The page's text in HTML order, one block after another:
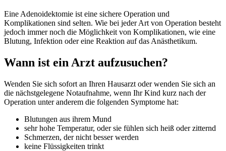
Eine Adenoidektomie ist eine sichere Operation und
Komplikationen sind selten. Wie bei jeder Art von Operation besteht
jedoch immer noch die Möglichkeit von Komplikationen, wie eine
Blutung, Infektion oder eine Reaktion auf das Anästhetikum.
Wann ist ein Arzt aufzusuchen?
Wenden Sie sich sofort an Ihren Hausarzt oder wenden Sie sich an
die nächstgelegene Notaufnahme, wenn Ihr Kind kurz nach der
Operation unter anderem die folgenden Symptome hat:
Blutungen aus ihrem Mund
sehr hohe Temperatur, oder sie fühlen sich heiß oder zitternd
Schmerzen, der nicht besser werden
keine Flüssigkeiten trinkt